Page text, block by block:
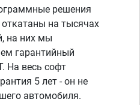
решения
на тысячах
на них мы
гарантийный
На весь софт
5 лет - он не
автомобиля.